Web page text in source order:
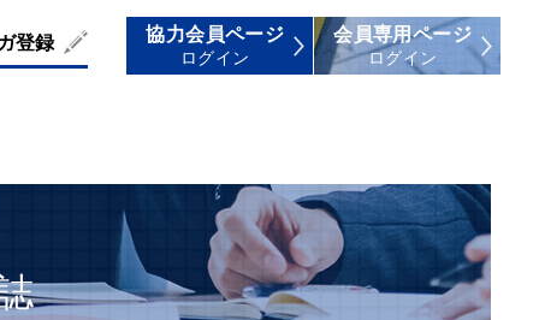
登録 協力会員ページ
ログイン
会員専用ページ
ログイン